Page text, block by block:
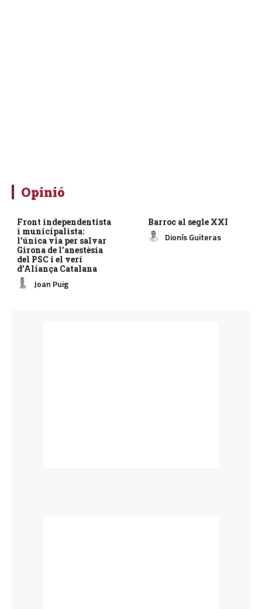
Opinió
Front independentista
i municipalista:
l’única via per salvar
Girona de l’anestèsia
del PSC i el verí
d’Aliança Catalana
Joan Puig
Barroc al segle XXI
Dionís Guiteras